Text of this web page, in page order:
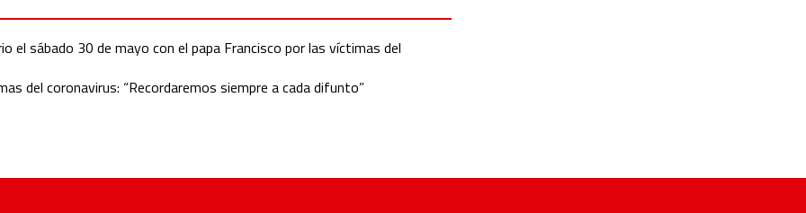
el sábado 30 de mayo con el papa Francisco por las víctimas del
del coronavirus: “Recordaremos siempre a cada difunto”